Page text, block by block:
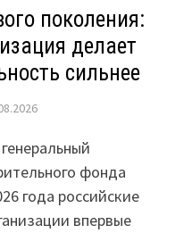
поколения:
делает
сильнее
фонда
года российские
впервые